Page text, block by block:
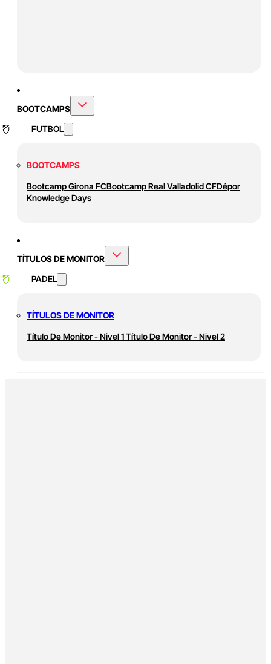
BOOTCAMPS
FUTBOL
BOOTCAMPS
Bootcamp Girona FCBootcamp Real Valladolid CFDépor
Knowledge Days
TÍTULOS DE MONITOR
PADEL
TÍTULOS DE MONITOR
Título De Monitor - Nivel 1Título De Monitor - Nivel 2